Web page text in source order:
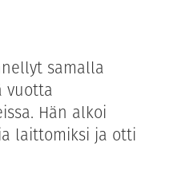
samalla
vuotta
Hän alkoi
laittomiksi ja otti